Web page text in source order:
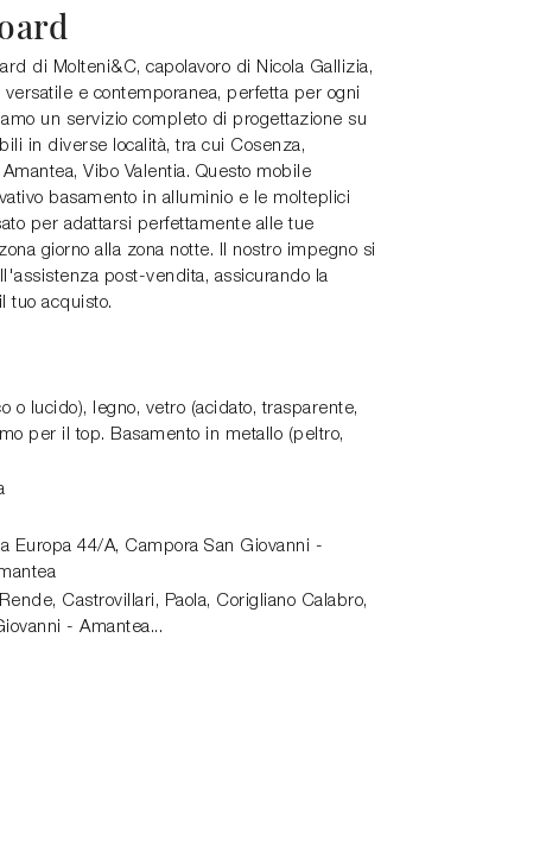
di Molteni&C, capolavoro di Nicola Gallizia,
e contemporanea, perfetta per ogni
un servizio completo di progettazione su
in diverse località, tra cui Cosenza,
Vibo Valentia. Questo mobile
basamento in alluminio e le molteplici
per adattarsi perfettamente alle tue
giorno alla zona notte. Il nostro impegno si
post-vendita, assicurando la
tuo acquisto.
o lucido), legno, vetro (acidato, trasparente,
per il top. Basamento in metallo (peltro,
Europa 44/A, Campora San Giovanni -
Castrovillari, Paola, Corigliano Calabro,
- Amantea...